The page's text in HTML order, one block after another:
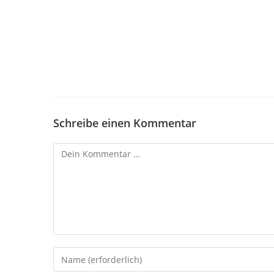
Schreibe einen Kommentar
Kommentar
Gib
deinen